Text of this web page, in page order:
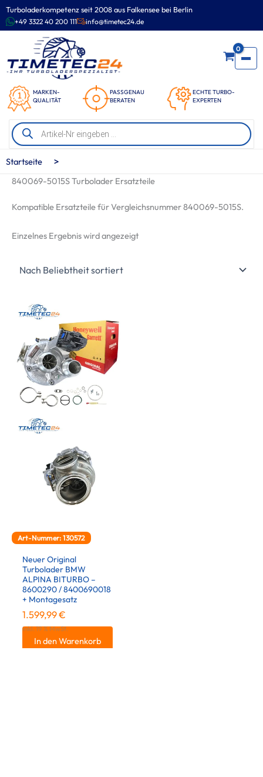
Turboladerkompetenz seit 2008 aus Falkensee bei Berlin
+49 3322 40 200 111 info@timetec24.de
MARKEN-
QUALITÄT
PASSGENAU
BERATEN
ECHTE TURBO-
EXPERTEN
0
Products
search
Zum
Inhalt
springen
Startseite >
840069-5015S Turbolader Ersatzteile
Kompatible Ersatzteile für Vergleichsnummer 840069-5015S.
Einzelnes Ergebnis wird angezeigt
Art-Nummer: 130572
Neuer Original
Turbolader BMW
ALPINA BITURBO –
8600290 / 8400690018
+ Montagesatz
1.599,99€
inkl. 19 % MwSt.
In den Warenkorb